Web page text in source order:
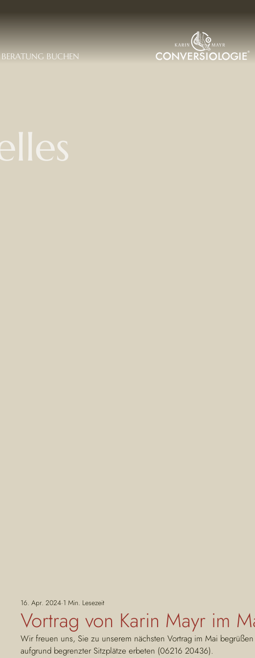
BERATUNG BUCHEN
Vortrag von Karin Mayr im
16. Apr. 2024 1 Min. Lesezeit
Wir freuen uns, Sie zu unserem nächsten Vortrag im Mai
aufgrund begrenzter Sitzplätze erbeten (06216 20436).